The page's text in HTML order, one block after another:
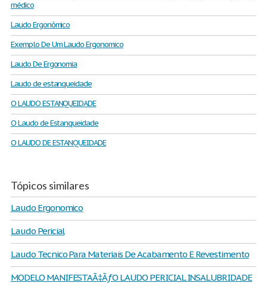
médico
Laudo Ergonômico
Exemplo De Um Laudo Ergonomico
Laudo De Ergonomia
Laudo de estanqueidade
O LAUDO ESTANQUEIDADE
O Laudo de Estanqueidade
O LAUDO DE ESTANQUEIDADE
Tópicos similares
Laudo Ergonomico
Laudo Pericial
Laudo Tecnico Para Materiais De Acabamento E Revestimento
MODELO MANIFESTAÃ‡ÃƒO LAUDO PERICIAL INSALUBRIDADE